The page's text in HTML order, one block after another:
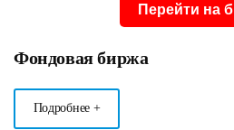
Перейти на
Фондовая биржа
Подробнее +